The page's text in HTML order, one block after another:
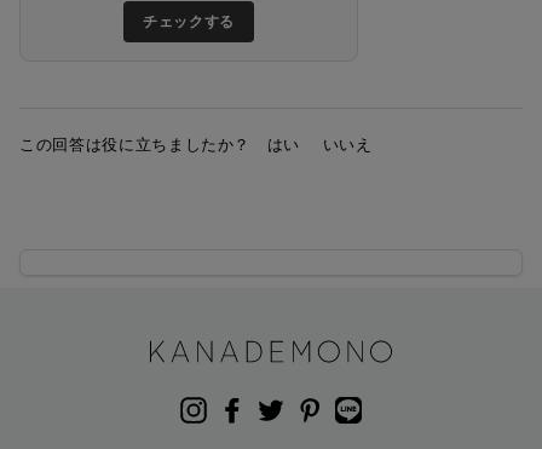
チェックする
この回答は役に立ちましたか？ はい いいえ